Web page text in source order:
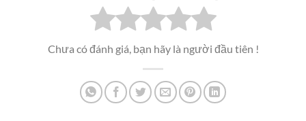
Chưa có đánh giá, bạn hãy là người đầu tiên !